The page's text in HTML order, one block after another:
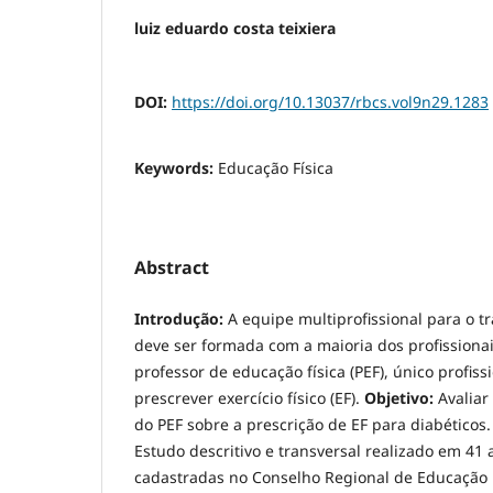
luiz eduardo costa teixiera
DOI: https://doi.org/10.13037/rbcs.vol9n29.1283
Keywords: Educação Física
Abstract
Introdução: A equipe multiprofissional para o
deve ser formada com a maioria dos
professor de educação física (PEF), único
prescrever exercício físico (EF). Objetivo:
do PEF sobre a prescrição de EF para
Estudo descritivo e transversal realizado em 41
cadastradas no Conselho Regional de Educação